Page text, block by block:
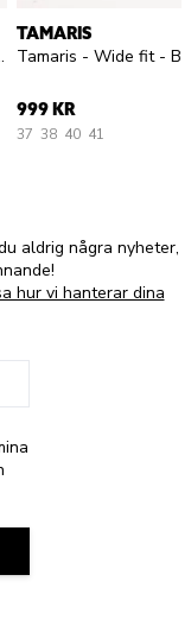
slip in sandaler
TAMARIS
Tamaris - Wide fit -
999 KR
37 38 40 41
aldrig några nyheter,
hur vi hanterar dina